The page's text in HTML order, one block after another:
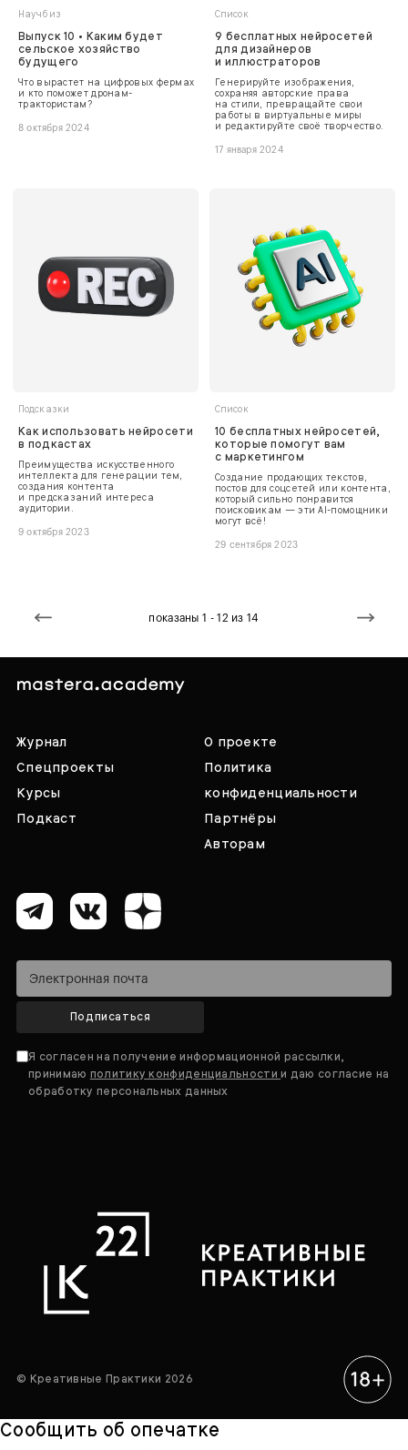
Научбиз
Выпуск 10 • Каким будет
сельское хозяйство
будущего
Что вырастет на цифровых фермах
и кто поможет дронам-
трактористам?
8 октября 2024
Список
9 бесплатных нейросетей
для дизайнеров
и иллюстраторов
Генерируйте изображения,
сохраняя авторские права
на стили, превращайте свои
работы в виртуальные миры
и редактируйте своё творчество.
17 января 2024
Подсказки
Как использовать нейросети
в подкастах
Преимущества искусственного
интеллекта для генерации тем,
создания контента
и предсказаний интереса
аудитории.
9 октября 2023
Список
10 бесплатных нейросетей,
которые помогут вам
с маркетингом
Создание продающих текстов,
постов для соцсетей или контента,
который сильно понравится
поисковикам — эти AI-помощники
могут всё!
29 сентября 2023
показаны 1 - 12 из 14
Журнал
Спецпроекты
Курсы
Подкаст
О проекте
Политика
конфиденциальности
Партнёры
Авторам
Подписаться
Я согласен на получение информационной рассылки,
принимаю политику конфиденциальностии даю согласие на
обработку персональных данных
© Креативные Практики 2026
Сообщить об опечатке